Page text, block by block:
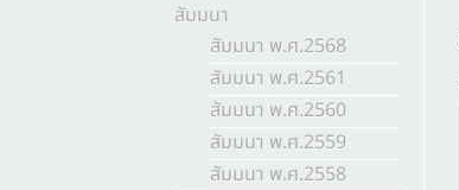
สัมมนา
สัมมนา พ.ศ.2568
สัมมนา พ.ศ.2561
สัมมนา พ.ศ.2560
สัมมนา พ.ศ.2559
สัมมนา พ.ศ.2558